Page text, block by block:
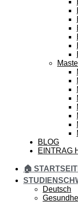
BLOG
EINTRAG
🏠
Deutsch